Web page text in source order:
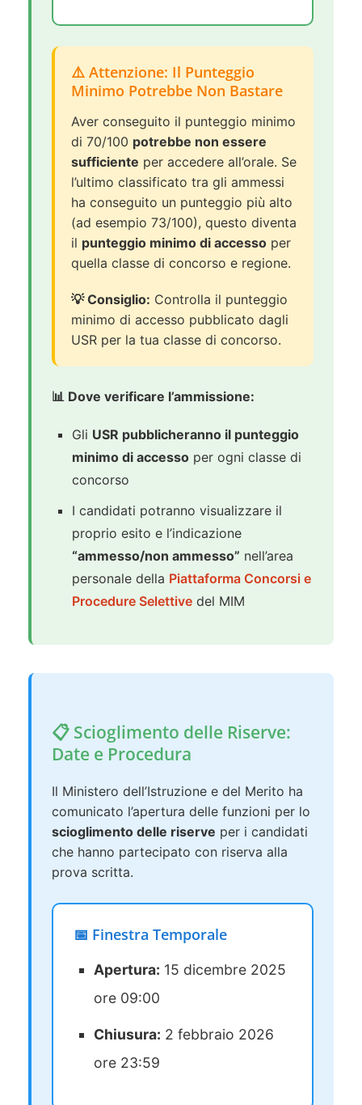
⚠️ Attenzione: Il Punteggio
Minimo Potrebbe Non Bastare
Aver conseguito il punteggio minimo
di 70/100 potrebbe non essere
sufficiente per accedere all’orale. Se
l’ultimo classificato tra gli ammessi
ha conseguito un punteggio più alto
(ad esempio 73/100), questo diventa
il punteggio minimo di accesso per
quella classe di concorso e regione.
💡 Consiglio: Controlla il punteggio
minimo di accesso pubblicato dagli
USR per la tua classe di concorso.
📊 Dove verificare l’ammissione:
Gli USR pubblicheranno il punteggio
minimo di accesso per ogni classe di
concorso
I candidati potranno visualizzare il
proprio esito e l’indicazione
“ammesso/non ammesso” nell’area
personale della Piattaforma Concorsi e
Procedure Selettive del MIM
📋 Scioglimento delle Riserve:
Date e Procedura
Il Ministero dell’Istruzione e del Merito ha
comunicato l’apertura delle funzioni per lo
scioglimento delle riserve per i candidati
che hanno partecipato con riserva alla
prova scritta.
📅 Finestra Temporale
Apertura: 15 dicembre 2025
ore 09:00
Chiusura: 2 febbraio 2026
ore 23:59